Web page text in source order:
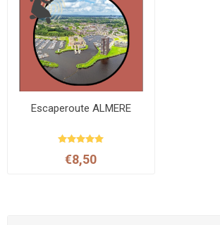
Escaperoute ALMERE
€8,50